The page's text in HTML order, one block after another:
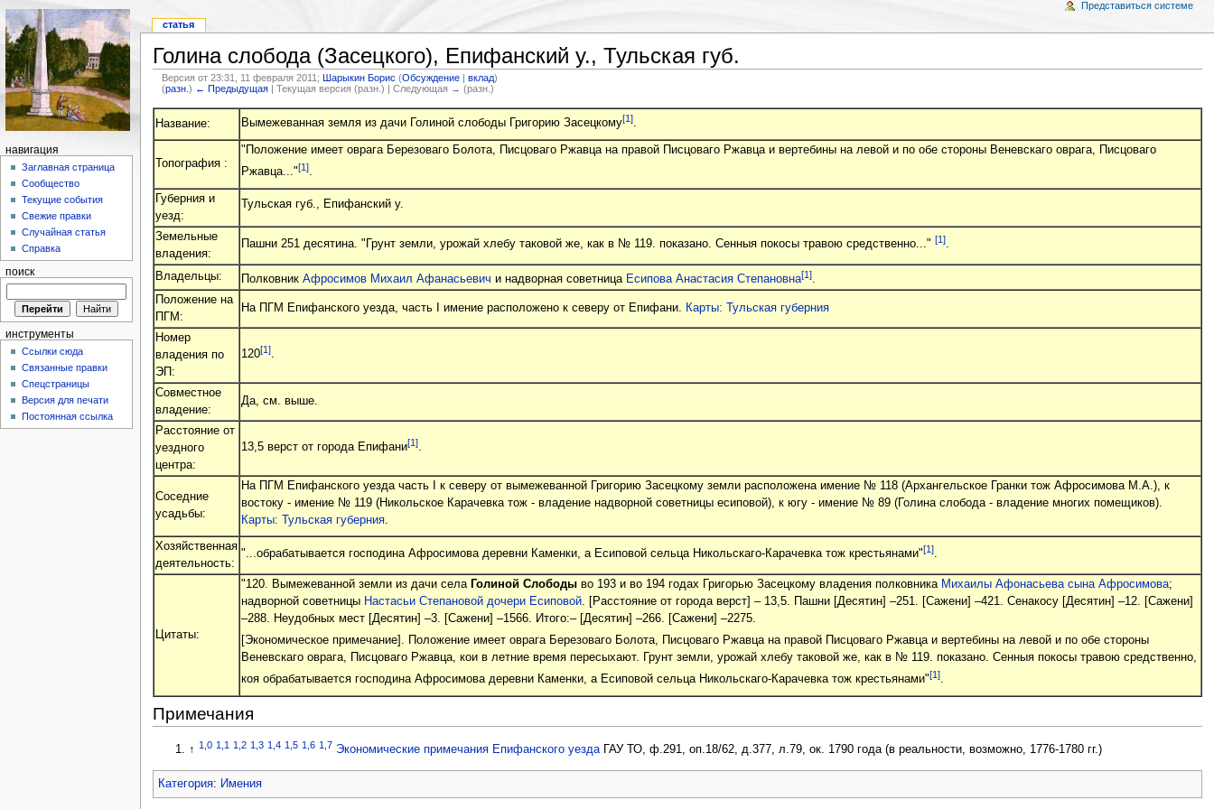
Голина слобода (Засецкого), Епифанский у., Тульская губ.
Версия от 23:31, 11 февраля 2011;Шарыкин Борис (Обсуждение |вклад)
(разн.) ← Предыдущая | Текущая версия (разн.) | Следующая → (разн.)
Название: Вымежеванная земля из дачи Голиной слободы Григорию Засецкому[1].
Топография :
"Положение имеет оврага Березоваго Болота, Писцоваго Ржавца на правой Писцоваго Ржавца и вертебины на левой и по обе стороны Веневскаго оврага, Писцоваго
Ржавца..."[1].
Губерния и
уезд:
Тульская губ., Епифанский у.
Земельные
владения:
Пашни 251 десятина. "Грунт земли, урожай хлебу таковой же, как в № 119. показано. Сенныя покосы травою средственно..." [1].
Владельцы: Полковник Афросимов Михаил Афанасьевич и надворная советница Есипова Анастасия Степановна[1].
Положение на
ПГМ:
На ПГМ Епифанского уезда, часть I имение расположено к северу от Епифани. Карты: Тульская губерния
Номер
владения по
ЭП:
120[1].
Совместное
владение:
Да, см. выше.
Расстояние от
уездного
центра:
13,5 верст от города Епифани[1].
Соседние
усадьбы:
На ПГМ Епифанского уезда часть I к северу от вымежеванной Григорию Засецкому земли расположена имение № 118 (Архангельское Гранки тож Афросимова М.А.), к
востоку - имение № 119 (Никольское Карачевка тож - владение надворной советницы есиповой), к югу - имение № 89 (Голина слобода - владение многих помещиков).
Карты: Тульская губерния.
Хозяйственная
деятельность:
"...обрабатывается господина Афросимова деревни Каменки, а Есиповой сельца Никольскаго-Карачевка тож крестьянами"[1].
Цитаты:
"120. Вымежеванной земли из дачи села Голиной Слободыво 193 и во 194 годах Григорью Засецкому владения полковника Михаилы Афонасьева сына Афросимова;
надворной советницы Настасьи Степановой дочери Есиповой. [Расстояние от города верст] – 13,5. Пашни [Десятин] –251. [Сажени] –421. Сенакосу [Десятин] –12. [Сажени]
–288. Неудобных мест [Десятин] –3. [Сажени] –1566. Итого:– [Десятин] –266. [Сажени] –2275.
[Экономическое примечание]. Положение имеет оврага Березоваго Болота, Писцоваго Ржавца на правой Писцоваго Ржавца и вертебины на левой и по обе стороны
Веневскаго оврага, Писцоваго Ржавца, кои в летние время пересыхают. Грунт земли, урожай хлебу таковой же, как в № 119. показано. Сенныя покосы травою средственно,
коя обрабатывается господина Афросимова деревни Каменки, а Есиповой сельца Никольскаго-Карачевка тож крестьянами"[1].
Примечания
↑1,0 1,1 1,2 1,3 1,4 1,5 1,6 1,7 Экономические примечания Епифанского уездаГАУ ТО, ф.291, оп.18/62, д.377, л.79, ок. 1790 года (в реальности, возможно, 1776-1780 гг.)
Категория: Имения
статья
Представиться системе
навигация
Заглавная страница
Сообщество
Текущие события
Свежие правки
Случайная статья
Справка
поиск
инструменты
Ссылки сюда
Связанные правки
Спецстраницы
Версия для печати
Постоянная ссылка